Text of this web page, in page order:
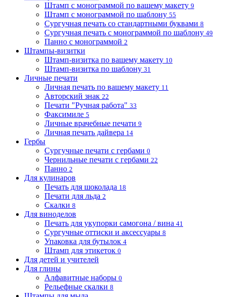
Штамп с монограммой по вашему макету 9
Штамп с монограммой по шаблону 55
Сургучная печать со стандартными буквами 8
Сургучная печать с монограммой по шаблону 49
Панно с монограммой 2
Штампы-визитки
Штамп-визитка по вашему макету 10
Штамп-визитка по шаблону 31
Личные печати
Личная печать по вашему макету 11
Авторский знак 22
Печати "Ручная работа" 33
Факсимиле 5
Личные врачебные печати 9
Личная печать дайвера 14
Гербы
Сургучные печати с гербами 0
Чернильные печати с гербами 22
Панно 2
Для кулинаров
Печать для шоколада 18
Печати для льда 2
Скалки 8
Для виноделов
Печать для укупорки самогона / вина 41
Сургучные оттиски и аксессуары 8
Упаковка для бутылок 4
Штамп для этикеток 0
Для детей и учителей
Для глины
Алфавитные наборы 0
Рельефные скалки 8